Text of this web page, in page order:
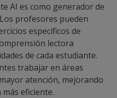
AI es como generador de
profesores pueden
específicos de
lectora
de cada estudiante.
trabajar en áreas
atención, mejorando
eficiente.